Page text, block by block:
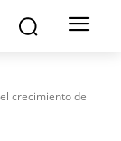
crecimiento de